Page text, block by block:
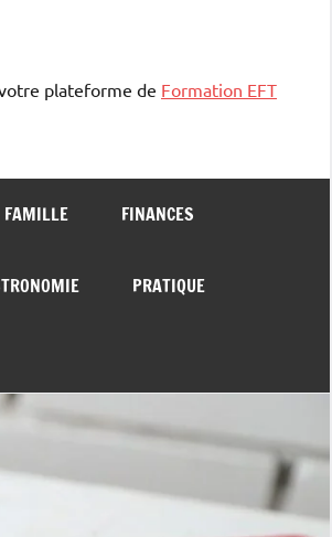
plateforme de Formation EFT
FAMILLE FINANCES
PRATIQUE